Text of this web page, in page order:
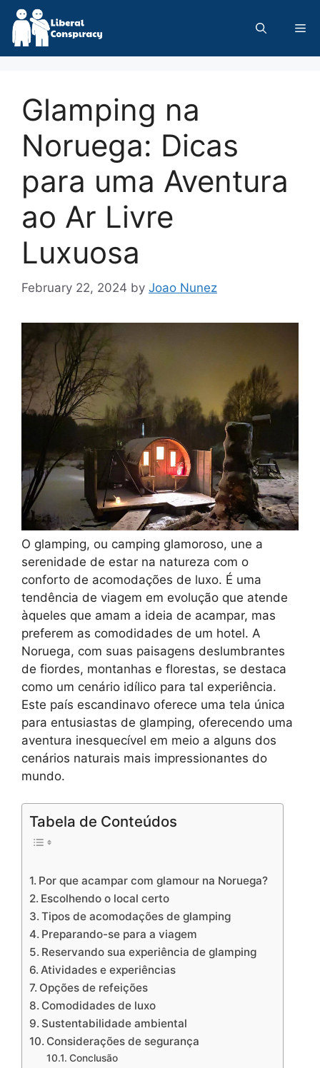
Skip
content
Glamping na
Noruega: Dicas
para uma Aventura
ao Ar Livre
Luxuosa
February 22, 2024 by Joao Nunez
O glamping, ou camping glamoroso, une a
serenidade de estar na natureza com o
conforto de acomodações de luxo. É uma
tendência de viagem em evolução que atende
àqueles que amam a ideia de acampar, mas
preferem as comodidades de um hotel. A
Noruega, com suas paisagens deslumbrantes
de fiordes, montanhas e florestas, se destaca
como um cenário idílico para tal experiência.
Este país escandinavo oferece uma tela única
para entusiastas de glamping, oferecendo uma
aventura inesquecível em meio a alguns dos
cenários naturais mais impressionantes do
mundo.
Tabela de Conteúdos
Por que acampar com glamour na Noruega?
Escolhendo o local certo
Tipos de acomodações de glamping
Preparando-se para a viagem
Reservando sua experiência de glamping
Atividades e experiências
Opções de refeições
Comodidades de luxo
Sustentabilidade ambiental
Considerações de segurança
Conclusão